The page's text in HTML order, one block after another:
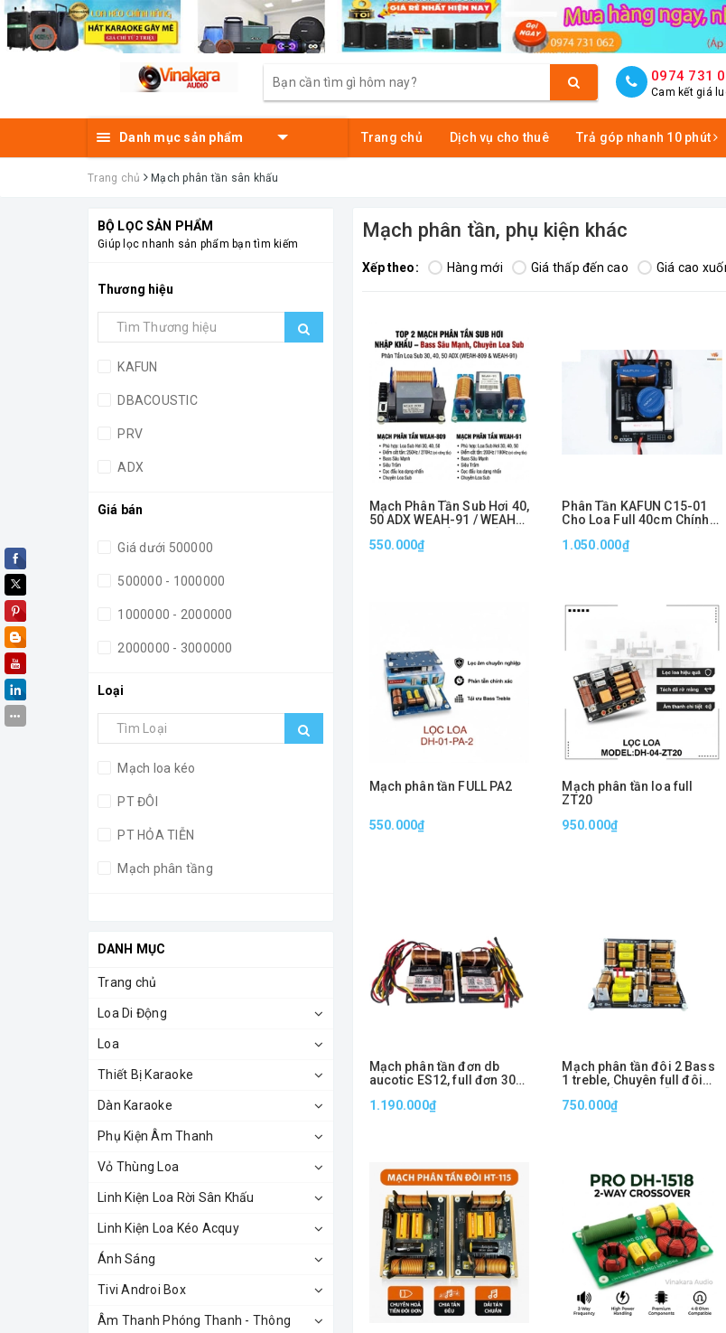
0974 731
Cam kết giá
Danh mục sản phẩm Trang chủ Dịch vụ cho thuê Trả góp nhanh 10 phút
Trang chủ Mạch phân tần sân khấu
BỘ LỌC SẢN PHẨM
Giúp lọc nhanh sản phẩm bạn tìm kiếm
Thương hiệu
KAFUN
DBACOUSTIC
PRV
ADX
CHINA
Giá bán
Giá dưới 500000
500000 - 1000000
1000000 - 2000000
2000000 - 3000000
3000000 - 4000000
4000000 - 5000000
5000000 - 6000000
Loại
Mạch loa kéo
PT ĐÔI
PT HỎA TIỄN
Mạch phân tầng
PT ĐƠN
DANH MỤC
Trang chủ
Loa Di Động
Loa
Thiết Bị Karaoke
Dàn Karaoke
Phụ Kiện Âm Thanh
Vỏ Thùng Loa
Linh Kiện Loa Rời Sân Khấu
Linh Kiện Loa Kéo Acquy
Ánh Sáng
Tivi Androi Box
Âm Thanh Phóng Thanh - Thông
Mạch phân tần, phụ kiện khác
Xếp theo: Hàng mới Giá thấp đến cao Giá cao
Mạch Phân Tần Sub Hơi 40,
50 ADX WEAH-91 / WEAH-
Cắt Tần, Bass Sâu Mạnh,
550.000₫
Phân Tần KAFUN C15-01
Cho Loa Full 40cm Chính
Âm Thanh Ổn Định
1.050.000₫
Mạch phân tần FULL PA2
550.000₫
Mạch phân tần loa full
ZT20
950.000₫
Mạch phân tần đơn db
aucotic ES12, full đơn 30
1.190.000₫
Mạch phân tần đôi 2 Bass
1 treble, Chuyên full đôi
0126
750.000₫